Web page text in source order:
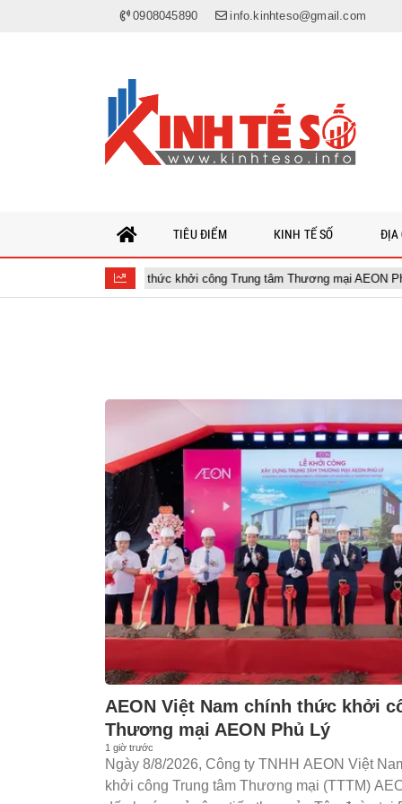
0908045890 info.kinhteso@gmail.com
Nam chính thức khởi công Trung tâm Thương mại AEON Phủ Lý
TIÊU ĐIỂM KINH TẾ SỐ ĐỊA
AEON Việt Nam chính thức khởi
Thương mại AEON Phủ Lý
1 giờ trước
Ngày 8/8/2026, Công ty TNHH AEON Việt
khởi công Trung tâm Thương mại (TTTM)